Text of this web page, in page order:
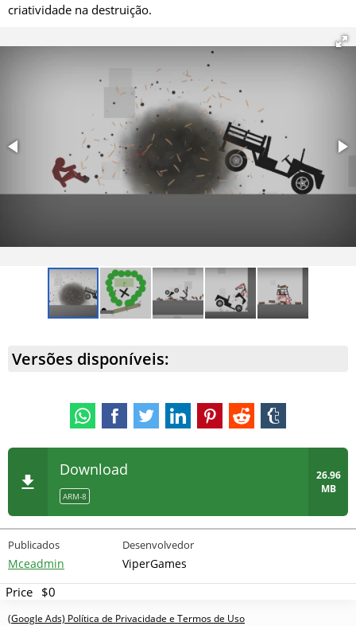
criatividade na destruição.
Versões disponíveis:
Download
ARM-8
26.96
MB
Publicados
Mceadmin
Desenvolvedor
ViperGames
Price $0
(Google Ads) Política de Privacidade e Termos de Uso